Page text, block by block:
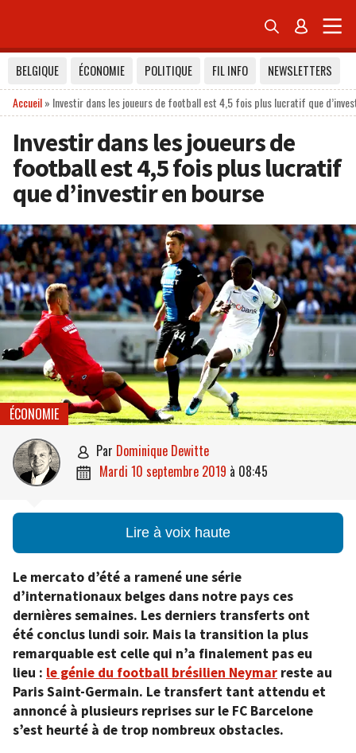
 
BELGIQUE ÉCONOMIE POLITIQUE FIL INFO
NEWSLETTERS
Accueil» Investir dans les joueurs de football est 4,5 fois plus lucratif que
Investir dans les joueurs de
football est 4,5 fois plus lucratif
que d’investir en bourse
ÉCONOMIE
 par Dominique Dewitte
 mardi 10 septembre 2019 à 08:45
Lire à voix haute
Le mercato d’été a ramené une série
d’internationaux belges dans notre pays ces
dernières semaines. Les derniers transferts ont
été conclus lundi soir. Mais la transition la plus
remarquable est celle qui n’a finalement pas eu
lieu : le génie du football brésilien Neymar reste au
Paris Saint-Germain. Le transfert tant attendu et
annoncé à plusieurs reprises sur le FC Barcelone
s’est heurté à de trop nombreux obstacles.